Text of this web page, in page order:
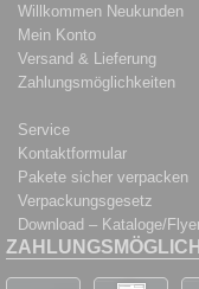
Willkommen Neukunden
Mein Konto
Versand & Lieferung
Zahlungsmöglichkeiten
Service
Kontaktformular
Pakete sicher verpacken
Verpackungsgesetz
Download – Kataloge/